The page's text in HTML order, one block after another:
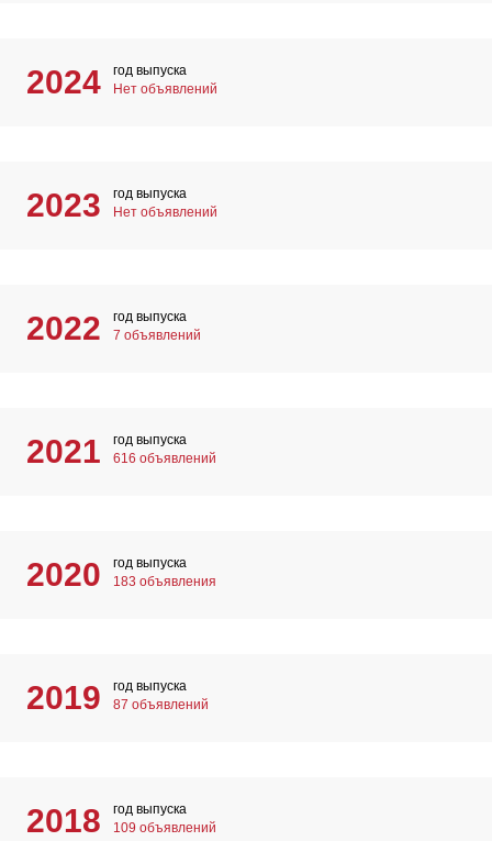
2024
год выпуска
Нет объявлений
2023
год выпуска
Нет объявлений
2022
год выпуска
7 объявлений
2021
год выпуска
616 объявлений
2020
год выпуска
183 объявления
2019
год выпуска
87 объявлений
2018
год выпуска
109 объявлений